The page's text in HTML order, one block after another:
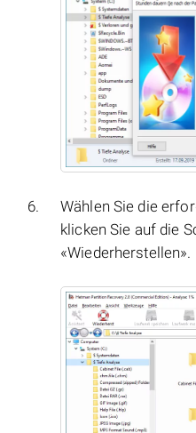
Wählen Sie die
klicken Sie auf die
«Wiederherstellen».